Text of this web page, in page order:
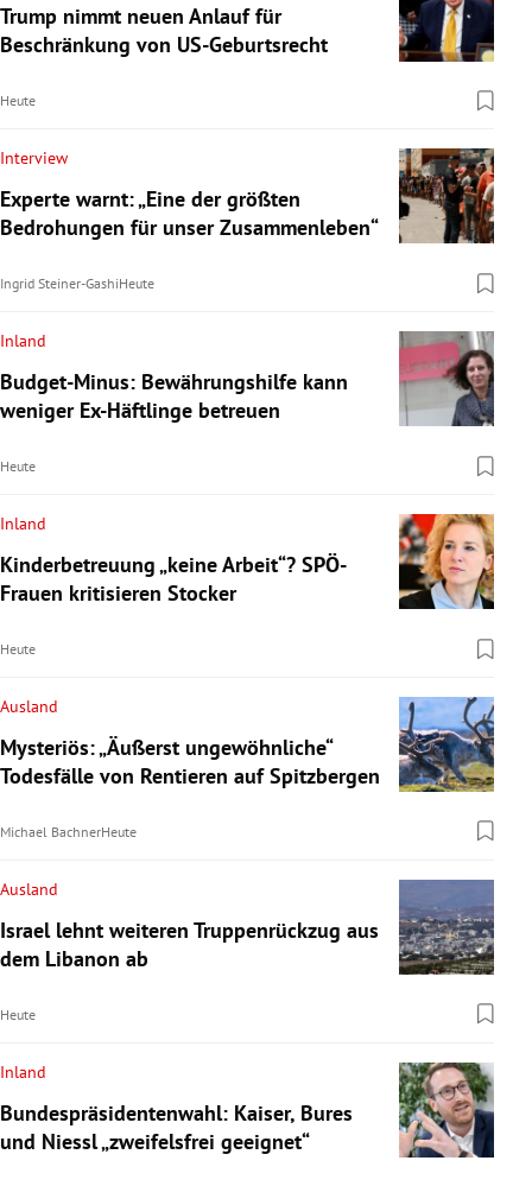
Trump nimmt neuen Anlauf für
Beschränkung von US-Geburtsrecht
Heute
Interview
Experte warnt: „Eine der größten
Bedrohungen für unser Zusammenleben“
Ingrid Steiner-GashiHeute
Inland
Budget-Minus: Bewährungshilfe kann
weniger Ex-Häftlinge betreuen
Heute
Inland
Kinderbetreuung „keine Arbeit“? SPÖ-
Frauen kritisieren Stocker
Heute
Ausland
Mysteriös: „Äußerst ungewöhnliche“
Todesfälle von Rentieren auf Spitzbergen
Michael BachnerHeute
Ausland
Israel lehnt weiteren Truppenrückzug aus
dem Libanon ab
Heute
Inland
Bundespräsidentenwahl: Kaiser, Bures
und Niessl „zweifelsfrei geeignet“